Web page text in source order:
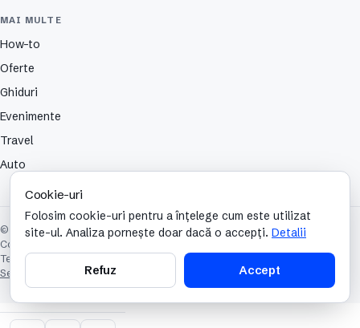
MAI MULTE
How-to
Oferte
Ghiduri
Evenimente
Travel
Auto
© 2026 TechCafe. Toate drepturile rezervate.
Contact
Termeni și condiții
Setări cookie-uri
Cookie-uri
Folosim cookie-uri pentru a înțelege cum este utilizat
site-ul. Analiza pornește doar dacă o accepți. Detalii
Refuz Accept